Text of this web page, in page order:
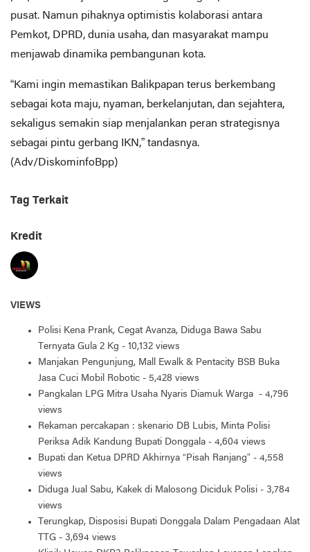
pusat. Namun pihaknya optimistis kolaborasi antara
Pemkot, DPRD, dunia usaha, dan masyarakat mampu
menjawab dinamika pembangunan kota.
“Kami ingin memastikan Balikpapan terus berkembang
sebagai kota maju, nyaman, berkelanjutan, dan sejahtera,
sekaligus semakin siap menjalankan peran strategisnya
sebagai pintu gerbang IKN,” tandasnya.
(Adv/DiskominfoBpp)
Tag Terkait
Kredit
VIEWS
Polisi Kena Prank, Cegat Avanza, Diduga Bawa Sabu
Ternyata Gula 2 Kg - 10,132 views
Manjakan Pengunjung, Mall Ewalk & Pentacity BSB Buka
Jasa Cuci Mobil Robotic - 5,428 views
Pangkalan LPG Mitra Usaha Nyaris Diamuk Warga - 4,796
views
Rekaman percakapan : skenario DB Lubis, Minta Polisi
Periksa Adik Kandung Bupati Donggala - 4,604 views
Bupati dan Ketua DPRD Akhirnya “Pisah Ranjang” - 4,558
views
Diduga Jual Sabu, Kakek di Malosong Diciduk Polisi - 3,784
views
Terungkap, Disposisi Bupati Donggala Dalam Pengadaan Alat
TTG - 3,694 views